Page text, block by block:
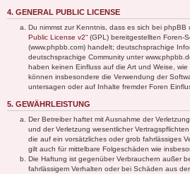
4. GENERAL PUBLIC LICENSE
Du nimmst zur Kenntnis, dass es sich bei phpBB
Public License v2“ (GPL) bereitgestellten Foren-
(www.phpbb.com) handelt; deutschsprachige
deutschsprachige Community unter
haben keinen Einfluss auf die Art und Weise,
können insbesondere die Verwendung der
untersagen oder auf Inhalte fremder Foren
5. GEWÄHRLEISTUNG
Der Betreiber haftet mit Ausnahme der
und der Verletzung wesentlicher
die auf ein vorsätzliches oder grob fahrlässiges
gilt auch für mittelbare Folgeschäden wie
Die Haftung ist gegenüber Verbrauchern außer
fahrlässigem Verhalten oder bei Schäden aus